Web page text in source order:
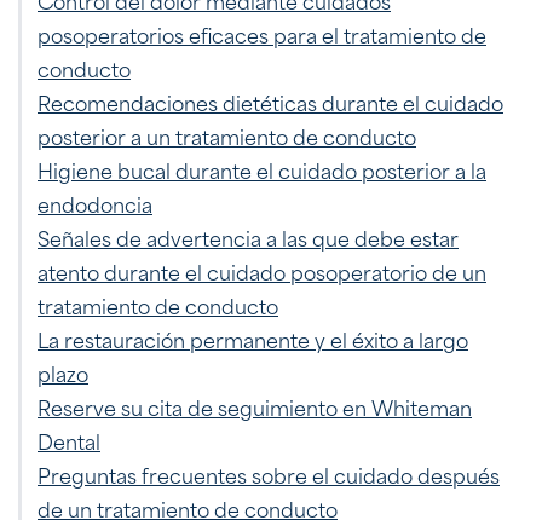
posoperatorios eficaces para el tratamiento de
conducto
Recomendaciones dietéticas durante el cuidado
posterior a un tratamiento de conducto
Higiene bucal durante el cuidado posterior a la
endodoncia
Señales de advertencia a las que debe estar
atento durante el cuidado posoperatorio de un
tratamiento de conducto
La restauración permanente y el éxito a largo
plazo
Reserve su cita de seguimiento en Whiteman
Dental
Preguntas frecuentes sobre el cuidado después
de un tratamiento de conducto